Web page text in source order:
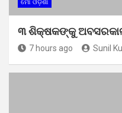
ମୋ ଓଡ଼ିଶା
୩ ଶିକ୍ଷକଙ୍କୁ
7 hours ago Sunil